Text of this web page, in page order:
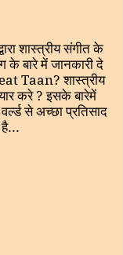
शास्त्रीय संगीत के
के बारे में जानकारी दे
Taan? शास्त्रीय
करे ? इसके बारेमें
से अच्छा प्रतिसाद
है...